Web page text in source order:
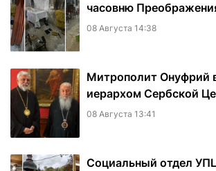
часовню
08 Августа 14:38
Митрополит Онуфрий
иерархом Сербской
08 Августа 13:41
Социальный отдел